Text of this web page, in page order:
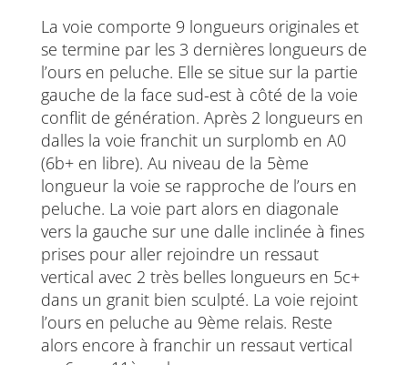
La voie comporte 9 longueurs originales et
se termine par les 3 dernières longueurs de
l’ours en peluche. Elle se situe sur la partie
gauche de la face sud-est à côté de la voie
conflit de génération. Après 2 longueurs en
dalles la voie franchit un surplomb en A0
(6b+ en libre). Au niveau de la 5ème
longueur la voie se rapproche de l’ours en
peluche. La voie part alors en diagonale
vers la gauche sur une dalle inclinée à fines
prises pour aller rejoindre un ressaut
vertical avec 2 très belles longueurs en 5c+
dans un granit bien sculpté. La voie rejoint
l’ours en peluche au 9ème relais. Reste
alors encore à franchir un ressaut vertical